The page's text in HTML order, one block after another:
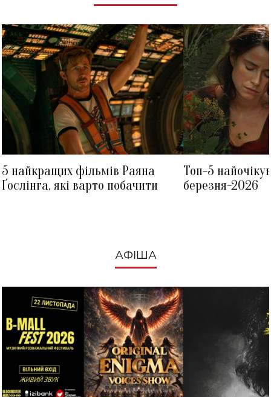
5 найкращих фільмів Раяна
Ґослінга, які варто побачити
Топ-5
березня-2026
АФІША